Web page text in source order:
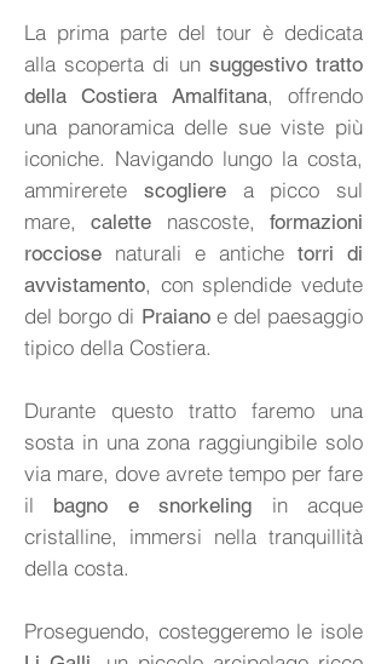
La prima parte del tour è dedicata
alla scoperta di un suggestivo tratto
della Costiera Amalfitana, offrendo
una panoramica delle sue viste più
iconiche. Navigando lungo la costa,
ammirerete scogliere a picco sul
mare,calette nascoste,formazioni
rocciose naturali e antiche torri di
avvistamento, con splendide vedute
del borgo di Praiano e del paesaggio
tipico della Costiera.
Durante questo tratto faremo una
sosta in una zona raggiungibile solo
via mare, dove avrete tempo per fare
il bagno e snorkeling in acque
cristalline, immersi nella tranquillità
della costa.
Proseguendo, costeggeremo le isole